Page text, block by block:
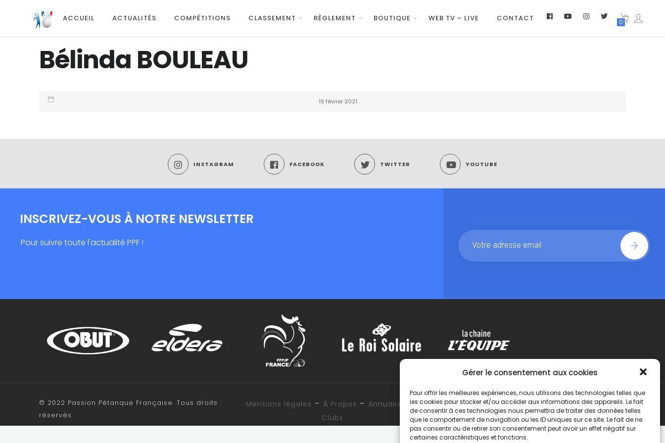
Gérer le consentement aux cookies
Pour offrir les meilleures expériences, nous utilisons des technologies telles que
les cookies pour stocker et/ou accéder aux informations des appareils. Le fait
de consentir à ces technologies nous permettra de traiter des données telles
que le comportement de navigation ou les ID uniques sur ce site. Le fait de ne
pas consentir ou de retirer son consentement peut avoir un effet négatif sur
certaines caractéristiques et fonctions.
ACCUEIL ACTUALITÉS COMPÉTITIONS CLASSEMENT RÈGLEMENT BOUTIQUE WEB TV – LIVE CONTACT 0
Bélinda BOULEAU
19 février 2021
INSTAGRAM FACEBOOK TWITTER YOUTUBE
INSCRIVEZ-VOUS À NOTRE NEWSLETTER
Pour suivre toute l'actualité PPF !
© 2022 Passion Pétanque Française. Tous droits
réservés.
Mentions légales - À Propos - Annuaire des
Clubs